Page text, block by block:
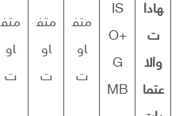
هادا
ت
والا
عتما
IS
O+
G
MB
متف
او
ت
متف
او
ت
متف
او
ت